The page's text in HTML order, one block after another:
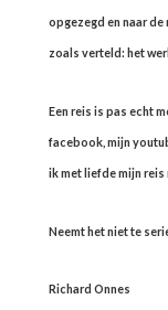
opgezegd en naar
zoals verteld: het
Een reis is pas echt
facebook, mijn
ik met liefde mijn reis
Neemt het niet te
Richard Onnes